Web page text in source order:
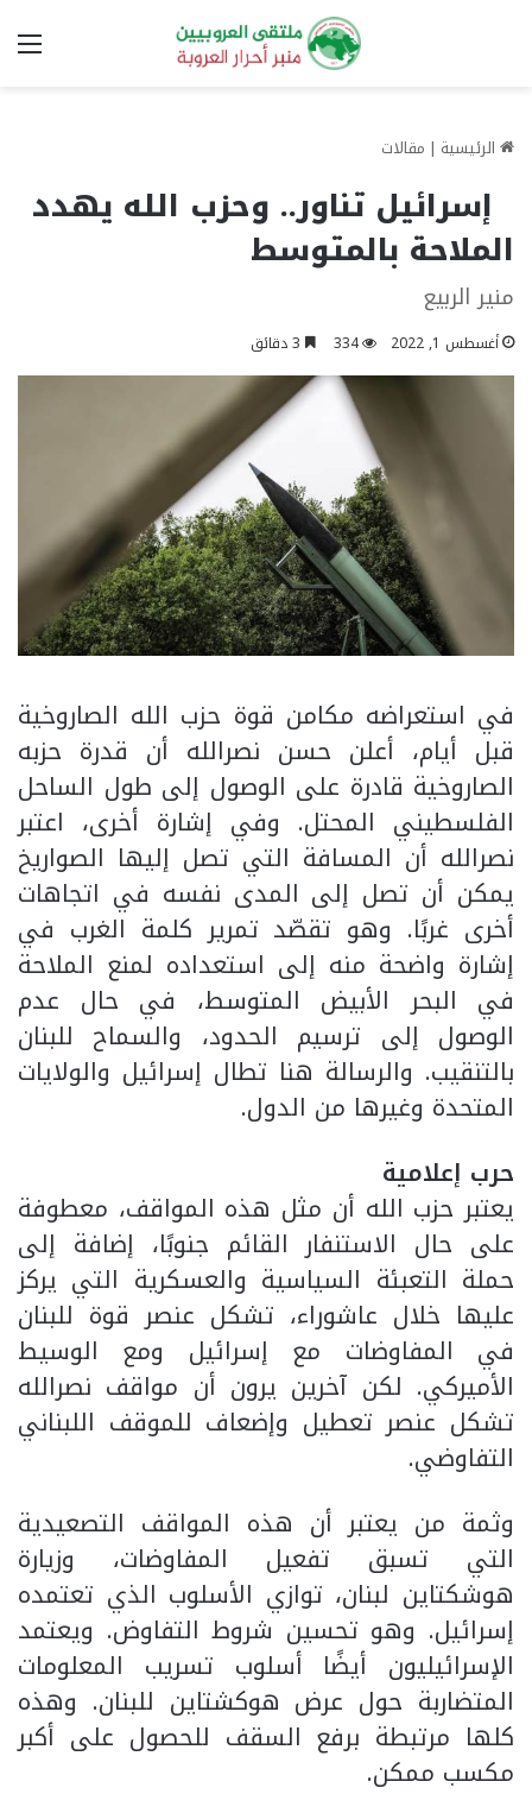
الرئيسية | مقالات
إسرائيل تناور.. وحزب الله يهدد
الملاحة بالمتوسط
منير الربيع
أغسطس 1, 2022 334
في استعراضه مكامن قوة حزب الله الصاروخية
قبل أيام، أعلن حسن نصرالله أن قدرة حزبه
الصاروخية قادرة على الوصول إلى طول الساحل
الفلسطيني المحتل. وفي إشارة أخرى، اعتبر
نصرالله أن المسافة التي تصل إليها الصواريخ
يمكن أن تصل إلى المدى نفسه في اتجاهات
أخرى غربًا. وهو تقصّد تمرير كلمة الغرب في
إشارة واضحة منه إلى استعداده لمنع الملاحة
في البحر الأبيض المتوسط، في حال عدم
الوصول إلى ترسيم الحدود، والسماح للبنان
بالتنقيب. والرسالة هنا تطال إسرائيل والولايات
المتحدة وغيرها من الدول.
حرب إعلامية
يعتبر حزب الله أن مثل هذه المواقف، معطوفة
على حال الاستنفار القائم جنوبًا، إضافة إلى
حملة التعبئة السياسية والعسكرية التي يركز
عليها خلال عاشوراء، تشكل عنصر قوة للبنان
في المفاوضات مع إسرائيل ومع الوسيط
الأميركي. لكن آخرين يرون أن مواقف نصرالله
تشكل عنصر تعطيل وإضعاف للموقف اللبناني
التفاوضي.
وثمة من يعتبر أن هذه المواقف التصعيدية
التي تسبق تفعيل المفاوضات، وزيارة
هوشكتاين لبنان، توازي الأسلوب الذي تعتمده
إسرائيل. وهو تحسين شروط التفاوض. ويعتمد
الإسرائيليون أيضًا أسلوب تسريب المعلومات
المتضاربة حول عرض هوكشتاين للبنان. وهذه
كلها مرتبطة برفع السقف للحصول على أكبر
مكسب ممكن.